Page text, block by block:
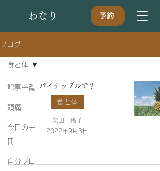
​わなり 予約
ブログ
記事一覧
頭痛
今日の一
冊
自分ブロ
食と体
パイナップルで？
食と体
柴田 玲子
2022年9月3日